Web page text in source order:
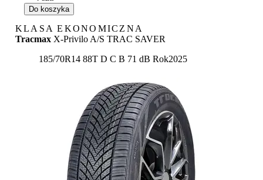
Do koszyka
KLASA EKONOMICZNA
Tracmax X-Privilo A/S TRAC SAVER
185/70R14 88T Etykieta:
D C B 71 dB Rok2025